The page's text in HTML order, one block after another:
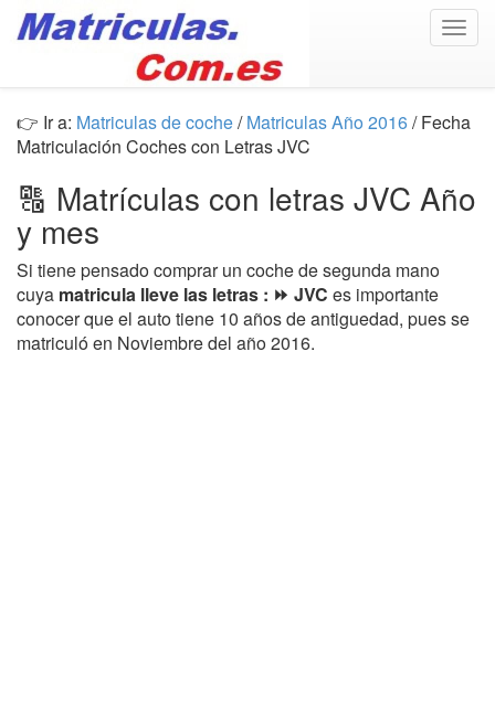
👉 Ir a: Matriculas de coche/Matriculas Año 2016/ Fecha
Matriculación Coches con Letras JVC
🔠 Matrículas con letras JVC Año
y mes
Si tiene pensado comprar un coche de segunda mano
cuya matricula lleve las letras : ⏩ JVC es importante
conocer que el auto tiene 10 años de antiguedad, pues se
matriculó en Noviembre del año 2016.